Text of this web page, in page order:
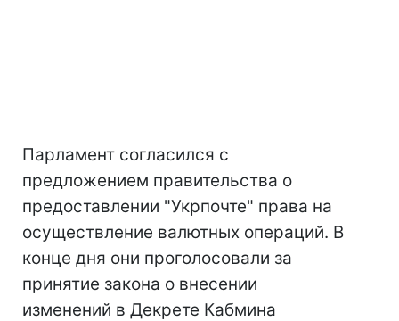
Парламент согласился с
предложением правительства о
предоставлении "Укрпочте" права на
осуществление валютных операций. В
конце дня они проголосовали за
принятие закона о внесении
изменений в Декрете Кабмина